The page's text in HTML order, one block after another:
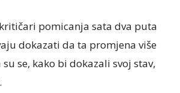
pomicanja sata dva puta
dokazati da ta promjena više
se, kako bi dokazali svoj stav,